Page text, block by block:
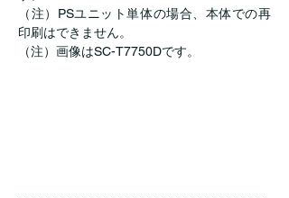
（注）PSユニット単体の場合、本体での再
印刷はできません。
（注）画像はSC-T7750Dです。